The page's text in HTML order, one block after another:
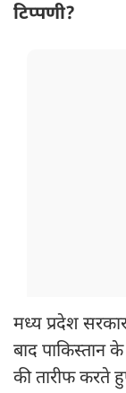
टिप्पणी?
मध्य प्रदेश
बाद पाकिस्तान
की तारीफ करते